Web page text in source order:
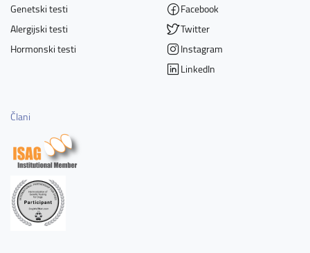
Genetski testi
Alergijski testi
Hormonski testi
Facebook
Twitter
Instagram
LinkedIn
Člani